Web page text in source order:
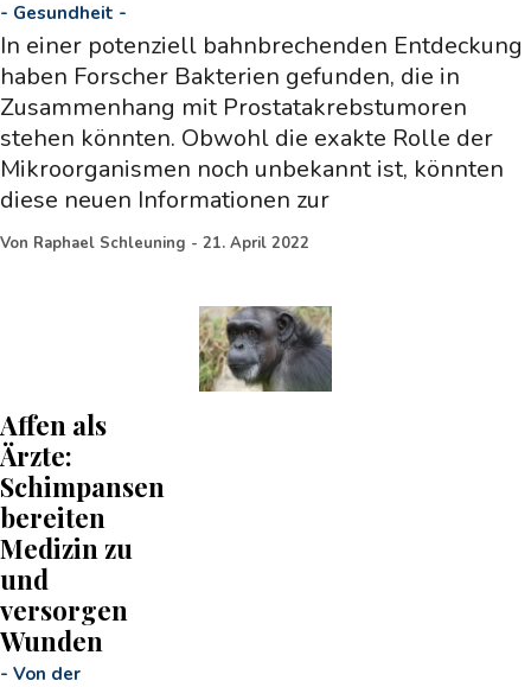
- Gesundheit -
In einer potenziell bahnbrechenden Entdeckung
haben Forscher Bakterien gefunden, die in
Zusammenhang mit Prostatakrebstumoren
stehen könnten. Obwohl die exakte Rolle der
Mikroorganismen noch unbekannt ist, könnten
diese neuen Informationen zur
Von Raphael Schleuning - 21. April 2022
Affen als
Ärzte:
Schimpansen
bereiten
Medizin zu
und
versorgen
Wunden
- Von der